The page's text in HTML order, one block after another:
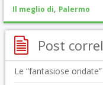
Il meglio di, Palermo
Post
Le “fantasiose